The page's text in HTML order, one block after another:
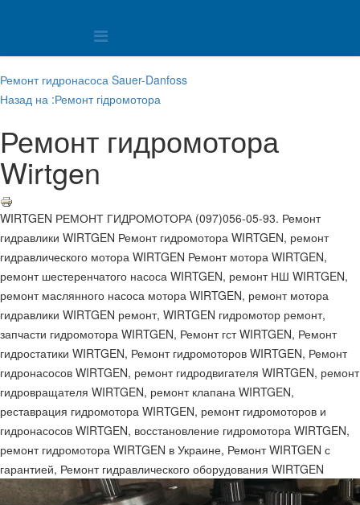
Ремонт гидронасоса Sauer-Danfoss
Назад на :Ремонт гідромотора
Ремонт гидромотора
Wirtgen
WIRTGEN РЕМОНТ ГИДРОМОТОРА (097)056-05-93. Ремонт
гидравлики WIRTGEN Ремонт гидромотора WIRTGEN, ремонт
гидравлического мотора WIRTGEN Ремонт мотора WIRTGEN,
ремонт шестеренчатого насоса WIRTGEN, ремонт НШ WIRTGEN,
ремонт маслянного насоса мотора WIRTGEN, ремонт мотора
гидравлики WIRTGEN ремонт, WIRTGEN гидромотор ремонт,
запчасти гидромотора WIRTGEN, Ремонт гст WIRTGEN, Ремонт
гидростатики WIRTGEN, Ремонт гидромоторов WIRTGEN, Ремонт
гидронасосов WIRTGEN, ремонт гидродвигателя WIRTGEN, ремонт
гидровращателя WIRTGEN, ремонт клапана WIRTGEN,
реставрация гидромотора WIRTGEN, ремонт гидромоторов и
гидронасосов WIRTGEN, восстановление гидромотора WIRTGEN,
ремонт гидромотора WIRTGEN в Украине, Ремонт WIRTGEN с
гарантией, Ремонт гидравлического оборудования WIRTGEN